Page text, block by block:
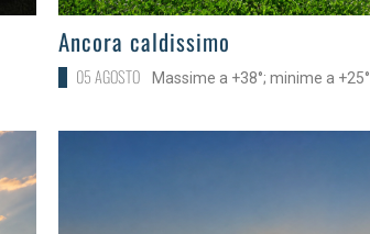
>
Ancora caldissimo
05 AGOSTO Massime a +38°; minime a +25°